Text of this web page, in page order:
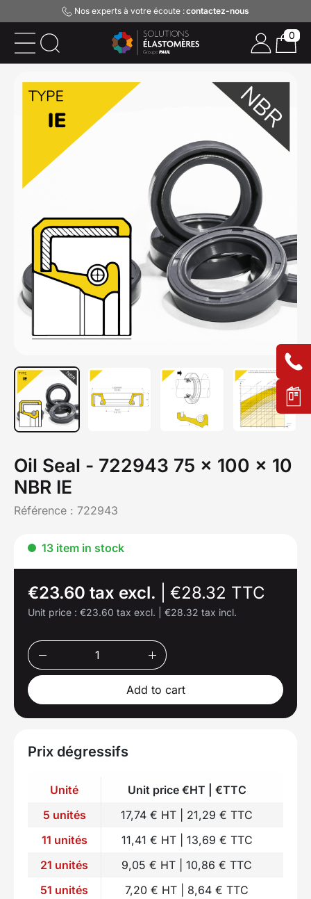
Nos experts à votre écoute :contactez-nous
Oil Seal - 722943 75 x 100 x 10
NBR IE
Référence : 722943
13 item in stock
€23.60 tax excl. €28.32 TTC
Unit price : €23.60 tax excl. €28.32 tax incl.
Add to cart
Prix dégressifs
Unité
Unit price €HT | €TTC
5 unités
17,74 € HT | 21,29 € TTC
11 unités
11,41 € HT | 13,69 € TTC
21 unités
9,05 € HT | 10,86 € TTC
51 unités
7,20 € HT | 8,64 € TTC
0